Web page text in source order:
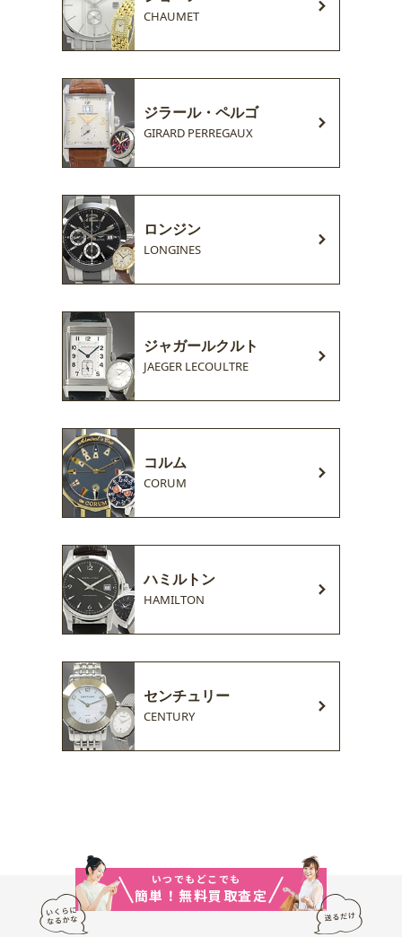
CHAUMET
ジラール・ペルゴ
GIRARD PERREGAUX
ロンジン
LONGINES
ジャガールクルト
JAEGER LECOULTRE
コルム
CORUM
ハミルトン
HAMILTON
センチュリー
CENTURY
いつでもどこでも
簡単！無料買取査定